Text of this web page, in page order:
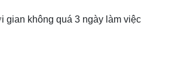
gian không quá 3 ngày làm việc